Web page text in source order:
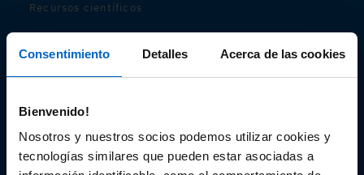
Consentimiento Detalles Acerca de las cookies
Bienvenido!
Nosotros y nuestros socios podemos utilizar cookies y
tecnologías similares que pueden estar asociadas a
Recursos científicos
Audiovisual
Espacio de Información Médica